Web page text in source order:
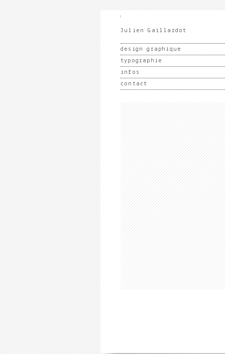
Julien Gaillardot
design graphique
typographie
infos
contact